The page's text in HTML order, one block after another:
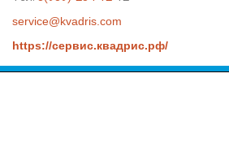
service@kvadris.com
https://сервис.квадрис.рф/